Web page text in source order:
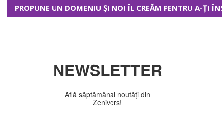
PROPUNE UN DOMENIU ȘI NOI ÎL CREĂM PENTRU A-ȚI
NEWSLETTER
Află săptămânal noutăți din
Zenivers!